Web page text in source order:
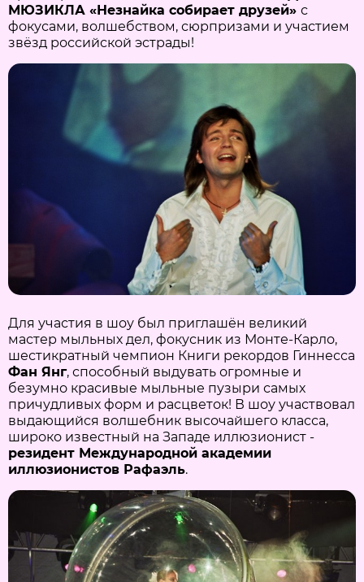
МЮЗИКЛА «Незнайка собирает друзей» с
фокусами, волшебством, сюрпризами и участием
звёзд российской эстрады!
Для участия в шоу был приглашён великий
мастер мыльных дел, фокусник из Монте-Карло,
шестикратный чемпион Книги рекордов Гиннесса
Фан Янг, способный выдувать огромные и
безумно красивые мыльные пузыри самых
причудливых форм и расцветок! В шоу участвовал
выдающийся волшебник высочайшего класса,
широко известный на Западе иллюзионист -
резидент Международной академии
иллюзионистов Рафаэль.